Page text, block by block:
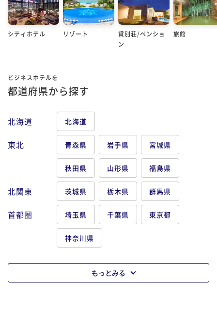
シティホテル リゾート
貸別荘/ペンショ
ン
旅館
ビジネスホテルを
都道府県から探す
北海道 北海道
東北 青森県 岩手県 宮城県
秋田県 山形県 福島県
北関東 茨城県 栃木県 群馬県
首都圏 埼玉県 千葉県 東京都
神奈川県
もっとみる